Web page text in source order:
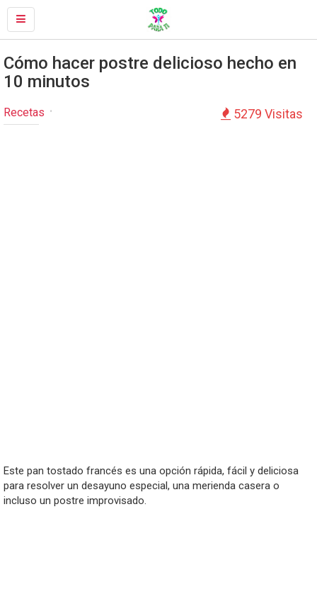
Cómo hacer postre delicioso hecho en
10 minutos
Recetas 5279 Visitas
Este pan tostado francés es una opción rápida, fácil y deliciosa
para resolver un desayuno especial, una merienda casera o
incluso un postre improvisado.